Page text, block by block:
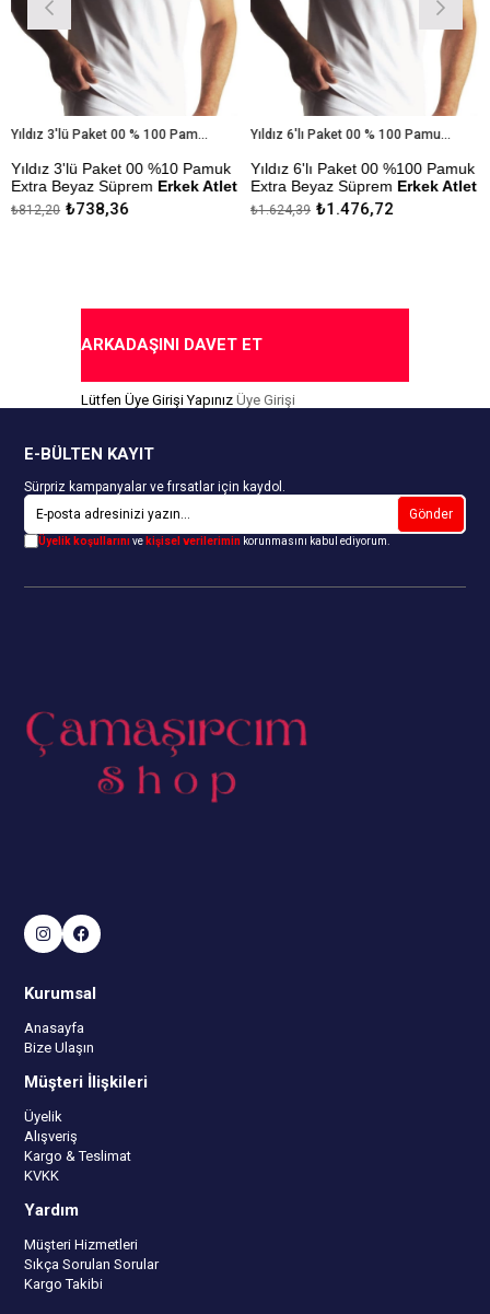
Yıldız 3'lü Paket 00 % 100 Pamuk Extra Beyaz Süprem Erkek Atlet
3'lü Paket 00 %10 Pamuk
Beyaz SüpremErkek Atlet
Sanfor Testi
₺738,36
Yıldız 6'lı Paket 00 % 100 Pamuk Extra Beyaz Süprem Erkek Atlet
Yıldız 6'lı Paket 00 %100 Pamuk
Extra Beyaz SüpremErkek Atlet
Çekmezlik Sanfor Testi
₺1.476,72
₺1.624,39
ARKADAŞINI DAVET ET
Lütfen Üye Girişi Yapınız Üye Girişi
E-BÜLTEN KAYIT
Sürpriz kampanyalar ve fırsatlar için kaydol.
Gönder
Üyelik koşullarınıve kişisel verilerimin korunmasını kabul ediyorum.
Kurumsal
Anasayfa
Bize Ulaşın
Müşteri İlişkileri
Üyelik
Alışveriş
Kargo & Teslimat
KVKK
Yardım
Müşteri Hizmetleri
Sıkça Sorulan Sorular
Kargo Takibi